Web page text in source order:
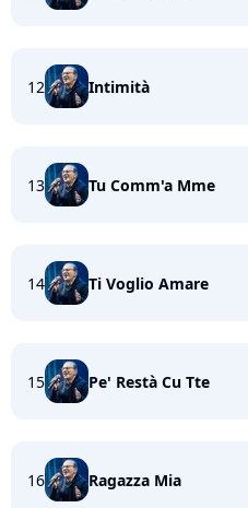
12 Intimità
13 Tu Comm'a Mme
14 Ti Voglio Amare
15 Pe' Restà Cu Tte
16 Ragazza Mia